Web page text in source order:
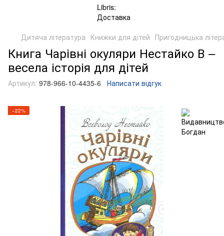
Дитяча література Книжки для дітей Пригодницька
Книга Чарівні окуляри Нестайко В –
весела історія для дітей
Артикул: 978-966-10-4435-6 Написати відгук
−22%